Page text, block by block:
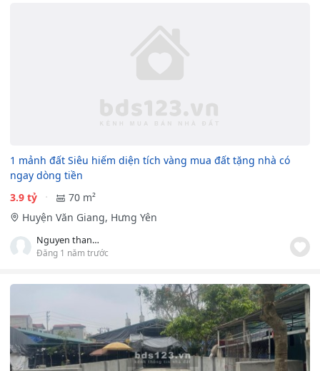
1 mảnh đất Siêu hiếm diện tích vàng mua đất tặng nhà có
ngay dòng tiền
3.9 tỷ
70 m²
Huyện Văn Giang, Hưng Yên
Nguyen thanh duy
Đăng 1 năm trước